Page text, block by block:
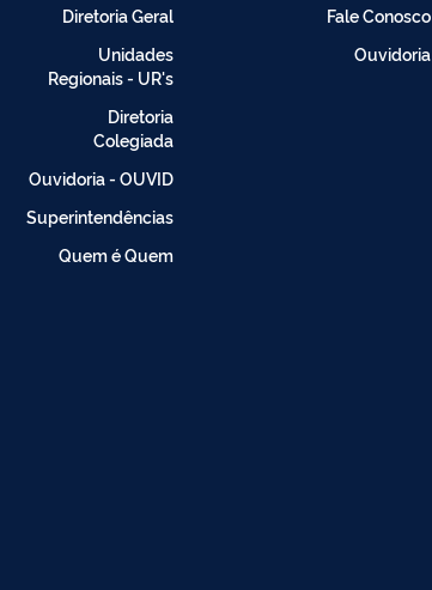
Fale Conosco
Ouvidoria
Diretoria Geral
Unidades
Regionais - UR's
Diretoria
Colegiada
Ouvidoria - OUVID
Superintendências
Quem é Quem